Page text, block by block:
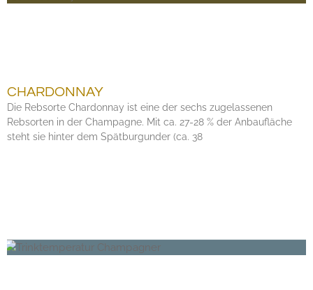
CHARDONNAY
Die Rebsorte Chardonnay ist eine der sechs zugelassenen
Rebsorten in der Champagne. Mit ca. 27-28 % der Anbaufläche
steht sie hinter dem Spätburgunder (ca. 38